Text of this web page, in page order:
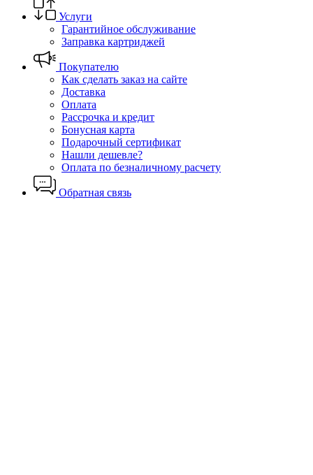
Услуги
Гарантийное обслуживание
Заправка картриджей
Покупателю
Как сделать заказ на сайте
Доставка
Оплата
Рассрочка и кредит
Бонусная карта
Подарочный сертификат
Нашли дешевле?
Оплата по безналичному расчету
Обратная связь